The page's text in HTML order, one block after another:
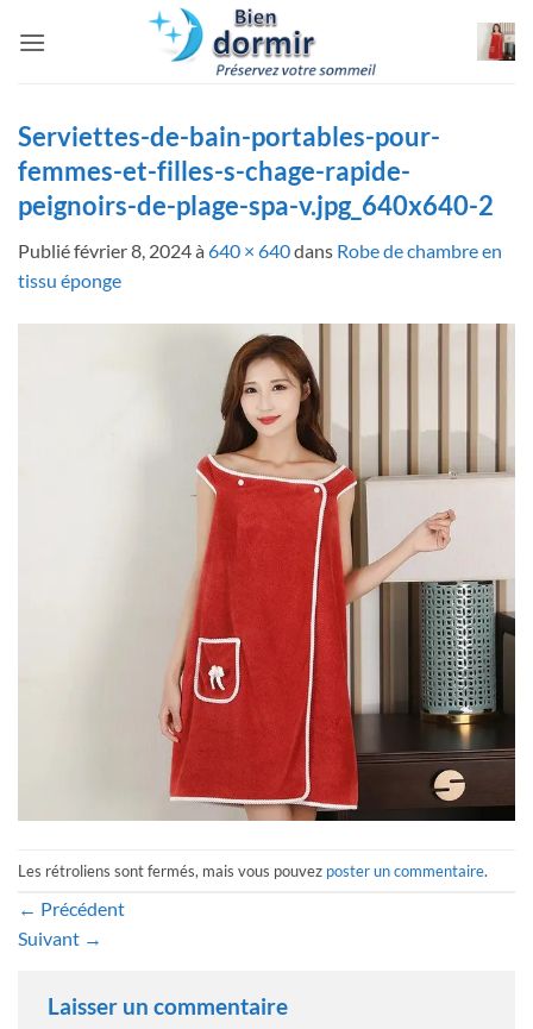
Serviettes-de-bain-portables-pour-
femmes-et-filles-s-chage-rapide-
peignoirs-de-plage-spa-v.jpg_640x640-2
Publiéfévrier 8, 2024à 640 × 640dans Robe de chambre en
tissu éponge
Les rétroliens sont fermés, mais vous pouvez poster un commentaire.
← Précédent
Suivant →
Laisser un commentaire